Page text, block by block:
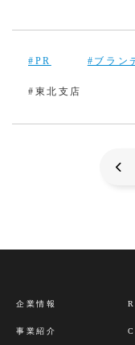
#PR #ブラン
#東北支店
企業情報
事業紹介